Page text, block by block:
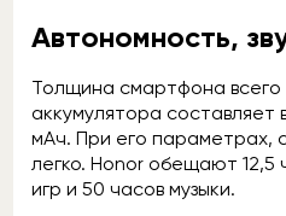
Автономность,
Толщина смартфона всего
аккумулятора
мАч. При его параметрах,
легко. Honor обещают 12,5
игр и 50 часов музыки.